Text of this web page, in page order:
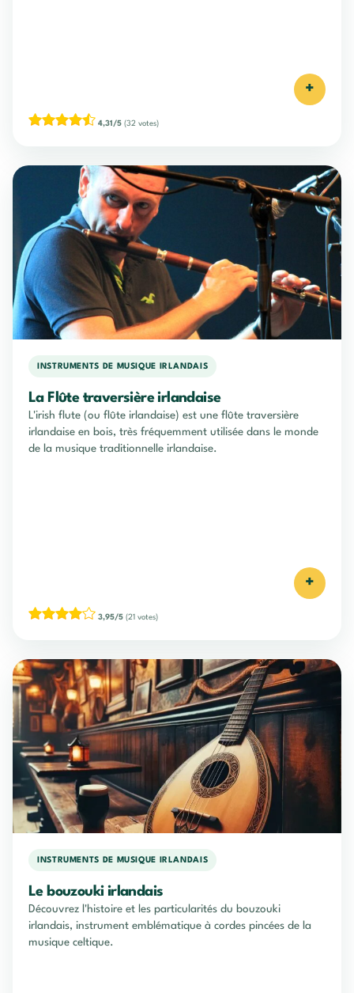
+
4,31/5 (32 votes)
INSTRUMENTS DE MUSIQUE IRLANDAIS
La Flûte traversière irlandaise
L'irish flute (ou flûte irlandaise) est une flûte traversière
irlandaise en bois, très fréquemment utilisée dans le monde
de la musique traditionnelle irlandaise.
+
3,95/5 (21 votes)
INSTRUMENTS DE MUSIQUE IRLANDAIS
Le bouzouki irlandais
Découvrez l'histoire et les particularités du bouzouki
irlandais, instrument emblématique à cordes pincées de la
musique celtique.